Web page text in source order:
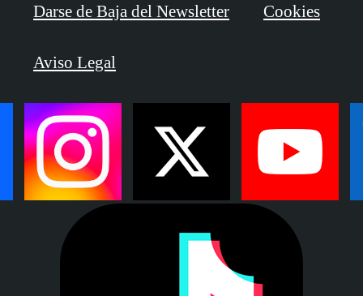
Darse de Baja del Newsletter Cookies
Aviso Legal